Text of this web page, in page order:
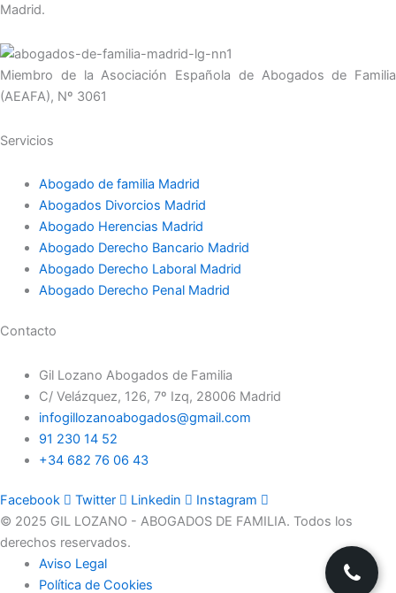
Madrid.
Miembro de la Asociación Española de Abogados de Familia
(AEAFA), Nº 3061
Servicios
Abogado de familia Madrid
Abogados Divorcios Madrid
Abogado Herencias Madrid
Abogado Derecho Bancario Madrid
Abogado Derecho Laboral Madrid
Abogado Derecho Penal Madrid
Contacto
Gil Lozano Abogados de Familia
C/ Velázquez, 126, 7º Izq, 28006 Madrid
infogillozanoabogados@gmail.com
91 230 14 52
+34 682 76 06 43
Facebook Twitter Linkedin
Instagram
© 2025 GIL LOZANO - ABOGADOS DE FAMILIA. Todos los
derechos reservados.
Aviso Legal
Política de Cookies